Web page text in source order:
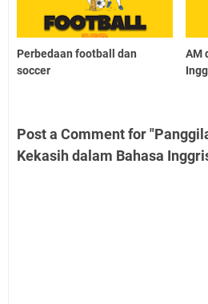
Perbedaan football dan
soccer
AM
Post a Comment for
Kekasih dalam Bahasa